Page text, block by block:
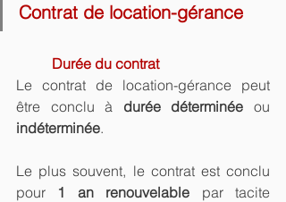
Contrat de location-gérance
Durée du contrat
Le contrat de location-gérance peut
être conclu à durée déterminée
indéterminée.
Le plus souvent, le contrat est conclu
pour 1 an renouvelable par tacite